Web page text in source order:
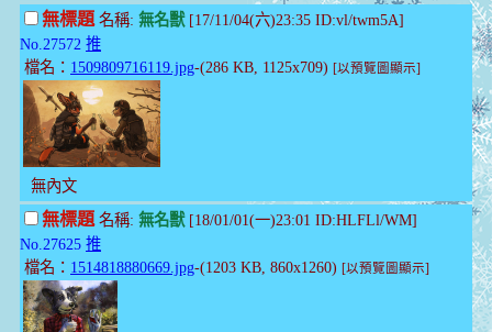
無標題名稱: 無名獸[17/11/04(六)23:35 ID:vl/twm5A]
No.27572 推
檔名： 1509809716119.jpg-(286 KB, 1125x709) [以預覽圖顯示]
無內文
無標題名稱: 無名獸[18/01/01(一)23:01 ID:HLFLl/WM]
No.27625 推
檔名： 1514818880669.jpg-(1203 KB, 860x1260) [以預覽圖顯示]